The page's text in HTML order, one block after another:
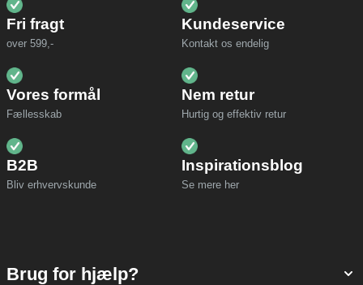
Fri fragt
over 599,-
Kundeservice
Kontakt os endelig
Vores formål
Fællesskab
Nem retur
Hurtig og effektiv retur
B2B
Bliv erhvervskunde
Inspirationsblog
Se mere her
Brug for hjælp?